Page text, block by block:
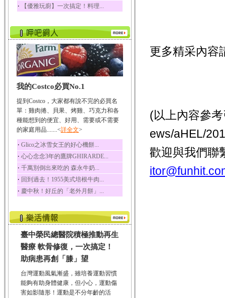
迷迭香
酸、迷迭香酸、植物...
咖啡
咖啡中的咖啡因會刺激
中樞神經系統，特別...
椰子
椰子含有糖類、脂肪、
荔枝
荔枝性質溫和所含的營
養素有醣類、檸檬酸...
五味子
五味子性質溫熱所含營
養成分有揮發油、檸...
草魚
草魚含有維生素A、維生
素C、及豐富的蛋白...
‧ 【優雅玩廚】一次搞定！料理...
我的Costco必買No.1
提到Costco，大家都有說不完的必買名
單：雞肉捲、貝果、烤雞、巧克力和各
種能想到的便宜、好用、需要或不需要
的家庭用品.......<詳全文>
‧ Glico之冰雪女王的好心機餅...
‧ 心心念念3年的鷹牌GHIRARDE...
‧ 千萬別倒出來吃的 森永牛奶...
‧ 回到過去！1955美式培根牛肉...
‧ 慶中秋！好丘的「老外月餅」...
臺中榮民總醫院積極推動再生
醫療 軟骨修復，一次搞定！
助病患再創「膝」望
台灣運動風氣漸盛，雖培養運動習慣
能夠有助身體健康，但小心，運動傷
害如影隨形！運動是不分年齡的活
更多精采內容
(以上內容參
ews/aHEL/
歡迎與我們聯